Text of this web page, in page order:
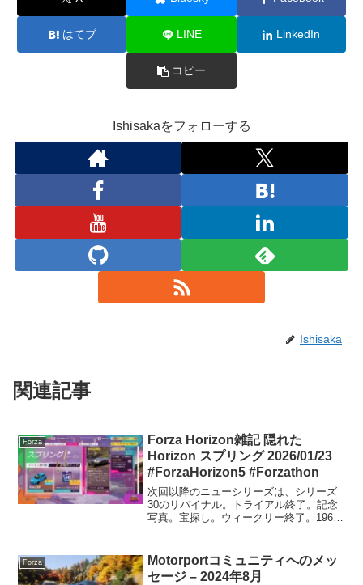
はてブ LINE LinkedIn
コピー
Ishisakaをフォローする
Ishisaka
関連記事
Forza
Forza Horizon雑記 隠れた
Horizon スプリング 2026/01/23
#ForzaHorizon5 #Forzathon
次回以降のニューシリーズは、シリーズ
30のリバイナル。トライアル終了。記念
写真。宝探し。ウィークリー終了。1961
2013 Volvo C30...
Forza
Motorportコミュニティへのメッ
セージ – 2024年8月